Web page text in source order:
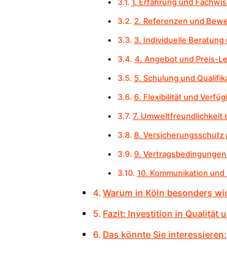
1. Erfahrung und
2. Referenzen und
3. Individuelle
4. Angebot und Preis-
5. Schulung und
6. Flexibilität und
7. Umweltfreundlichkeit
8. Versicherungsschutz
9.
10. Kommunikation
Warum in Köln besonders
Fazit: Investition in Qualität
Das könnte Sie interessieren: